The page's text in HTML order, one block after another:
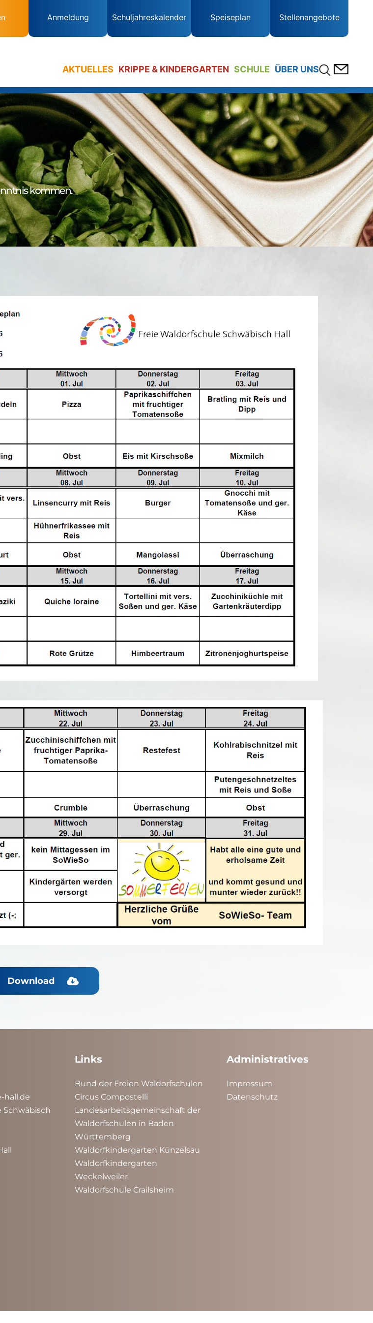
Anmeldung Schuljahreskalender Speiseplan Stellenangebote
AKTUELLES KRIPPE & KINDERGARTEN SCHULE ÜBER UNS
kommen.
Download
hall.de
Schwäbisch
Links
Bund der Freien Waldorfschulen
Circus Compostelli
Landesarbeitsgemeinschaft der
Waldorfschulen in Baden-
Württemberg
Waldorfkindergarten Künzelsau
Waldorfkindergarten
Weckelweiler
Waldorfschule Crailsheim
Administratives
Impressum
Datenschutz